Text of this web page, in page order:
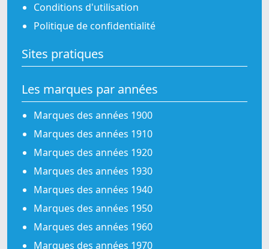
Conditions d'utilisation
Politique de confidentialité
Sites pratiques
Les marques par années
Marques des années 1900
Marques des années 1910
Marques des années 1920
Marques des années 1930
Marques des années 1940
Marques des années 1950
Marques des années 1960
Marques des années 1970